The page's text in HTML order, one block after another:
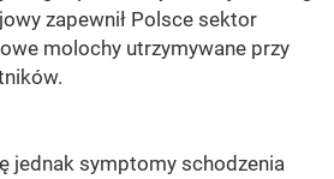
zapewnił Polsce sektor
molochy utrzymywane przy
jednak symptomy schodzenia